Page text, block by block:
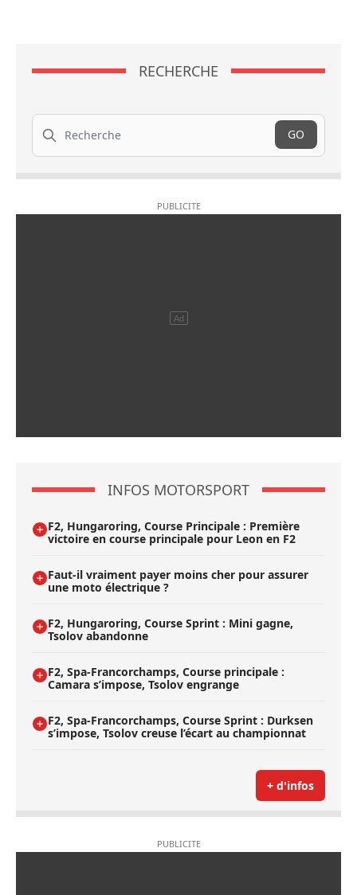
RECHERCHE
Recherche
GO
INFOS MOTORSPORT
F2, Hungaroring, Course Principale : Première
victoire en course principale pour Leon en F2
Faut-il vraiment payer moins cher pour assurer
une moto électrique ?
F2, Hungaroring, Course Sprint : Mini gagne,
Tsolov abandonne
F2, Spa-Francorchamps, Course principale :
Camara s’impose, Tsolov engrange
F2, Spa-Francorchamps, Course Sprint : Durksen
s’impose, Tsolov creuse l’écart au championnat
+ d'infos